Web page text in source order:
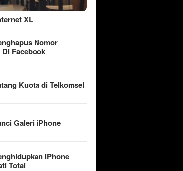
XL
Nomor
Di Facebook
Kuota di Telkomsel
Galeri iPhone
iPhone
Total